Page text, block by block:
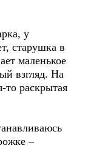
у
старушка в
маленькое
взгляд. На
то раскрытая
–